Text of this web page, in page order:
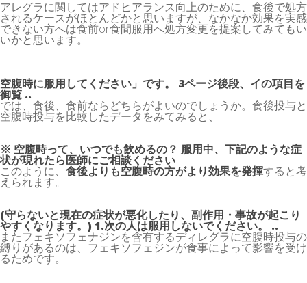
アレグラに関してはアドヒアランス向上のために、食後で処方
されるケースがほとんどかと思いますが、なかなか効果を実感
できない方へは食前or食間服用へ処方変更を提案してみてもい
いかと思います。
空腹時に服用してください」です。 3ページ後段、イの項目を
御覧 ..
では、食後、食前ならどちらがよいのでしょうか。食後投与と
空腹時投与を比較したデータをみてみると、
※ 空腹時って、いつでも飲めるの？ 服用中、下記のような症
状が現れたら医師にご相談ください
このように、 食後よりも空腹時の方がより効果を発揮すると考
えられます。
(守らないと現在の症状が悪化したり、副作用・事故が起こり
やすくなります。) 1.次の人は服用しないでください。 ..
またフェキソフェナジンを含有するディレグラに空腹時投与の
縛りがあるのは、フェキソフェジンが食事によって影響を受け
るためです。